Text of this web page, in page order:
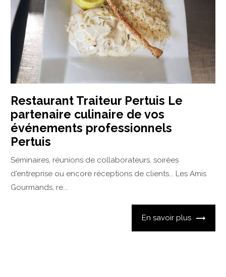
Restaurant Traiteur Pertuis Le
partenaire culinaire de vos
événements professionnels
Pertuis
Séminaires, réunions de collaborateurs, soirées
d'entreprise ou encore réceptions de clients... Les Amis
Gourmands, re...
En savoir plus